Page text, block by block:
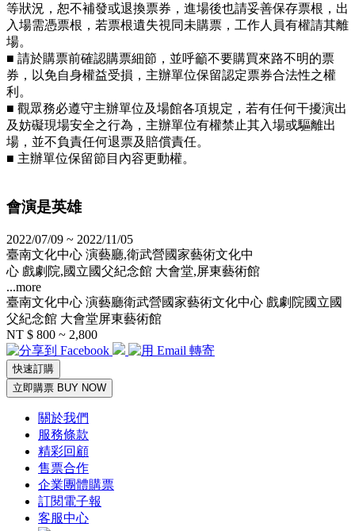
等狀況，恕不補發或退換票券，進場後也請妥善保存票根，出
入場需憑票根，若票根遺失視同未購票，工作人員有權請其離
場。
■ 請於購票前確認購票細節，並呼籲不要購買來路不明的票
券，以免自身權益受損，主辦單位保留認定票券合法性之權
利。
■ 觀眾務必遵守主辦單位及場館各項規定，若有任何干擾演出
及妨礙現場安全之行為，主辦單位有權禁止其入場或驅離出
場，並不負責任何退票及賠償責任。
■ 主辦單位保留節目內容更動權。
會演是英雄
2022/07/09 ~ 2022/11/05
臺南文化中心 演藝廳,衛武營國家藝術文化中
心 戲劇院,國立國父紀念館 大會堂,屏東藝術館
...more
臺南文化中心 演藝廳衛武營國家藝術文化中心 戲劇院國立國
父紀念館 大會堂屏東藝術館
NT $ 800 ~ 2,800
快速訂購
立即購票 BUY NOW
關於我們
服務條款
精彩回顧
售票合作
企業團體購票
訂閱電子報
客服中心